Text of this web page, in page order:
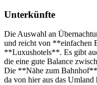
Unterkünfte
Die Auswahl an
und reicht von **einfachen
**Luxushotels**. Es gibt
die eine gute Balance
Die **Nähe zum
da von hier aus das